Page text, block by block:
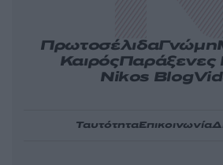
ΠρωτοσέλιδαΓνώμη
ΚαιρόςΠαράξενες
Nikos Blog
ΤαυτότηταΕπικοινωνία